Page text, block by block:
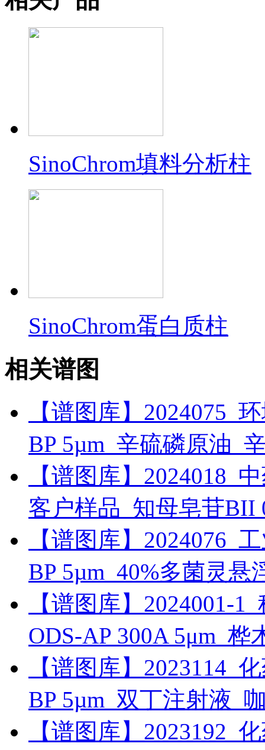
SinoChrom填料分析柱
SinoChrom蛋白质柱
相关谱图
【谱图库】2024075_
BP 5µm_辛硫磷原油_
【谱图库】2024018_
客户样品_知母皂苷BII
【谱图库】2024076_
BP 5µm_40%多菌灵
【谱图库】2024001-
ODS-AP 300A 5μm_桦
【谱图库】2023114_
BP 5µm_双丁注射液_
【谱图库】2023192_